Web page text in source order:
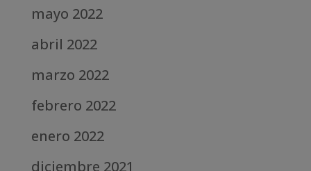
mayo 2022
abril 2022
marzo 2022
febrero 2022
enero 2022
diciembre 2021